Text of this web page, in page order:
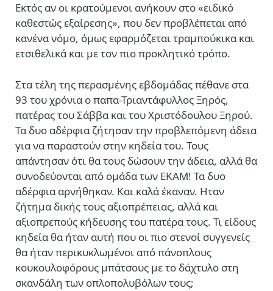
Εκτός αν οι κρατούμενοι ανήκουν στο «ειδικό
καθεστώς εξαίρεσης», που δεν προβλέπεται από
κανένα νόμο, όμως εφαρμόζεται τραμπούκικα και
ετσιθελικά και με τον πιο προκλητικό τρόπο.
Στα τέλη της περασμένης εβδομάδας πέθανε στα
93 του χρόνια ο παπα-Τριαντάφυλλος Ξηρός,
πατέρας του Σάββα και του Χριστόδουλου Ξηρού.
Τα δυο αδέρφια ζήτησαν την προβλεπόμενη άδεια
για να παραστούν στην κηδεία του. Τους
απάντησαν ότι θα τους δώσουν την άδεια, αλλά θα
συνοδεύονται από ομάδα των ΕΚΑΜ! Τα δυο
αδέρφια αρνήθηκαν. Και καλά έκαναν. Ηταν
ζήτημα δικής τους αξιοπρέπειας, αλλά και
αξιοπρεπούς κήδευσης του πατέρα τους. Τι είδους
κηδεία θα ήταν αυτή που οι πιο στενοί συγγενείς
θα ήταν περικυκλωμένοι από πάνοπλους
κουκουλοφόρους μπάτσους με το δάχτυλο στη
σκανδάλη των οπλοπολυβόλων τους;